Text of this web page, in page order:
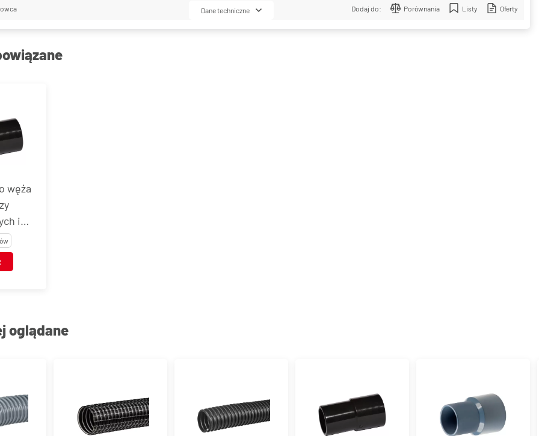
Dodaj do: Porównania Listy Oferty
Dane techniczne
węża
i
oglądane